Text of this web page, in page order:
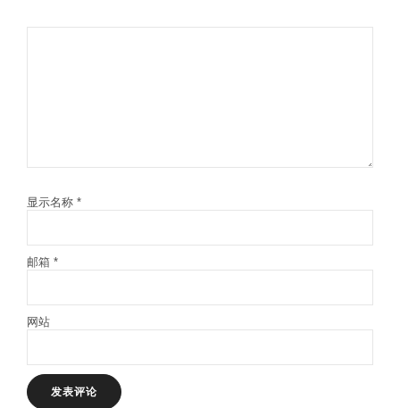
显示名称 *
邮箱 *
网站